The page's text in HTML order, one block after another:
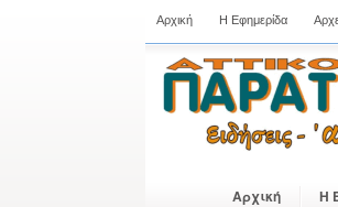
Αρχική Η Εφημερίδα
Αρχική Η